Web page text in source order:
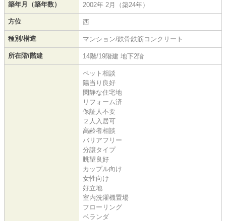
築年月（築年数） 2002年 2月（築24年）
方位 西
種別/構造 マンション/鉄骨鉄筋コンクリート
所在階/階建 14階/19階建 地下2階
ペット相談
陽当り良好
閑静な住宅地
リフォーム済
保証人不要
２人入居可
高齢者相談
バリアフリー
分譲タイプ
眺望良好
カップル向け
女性向け
好立地
室内洗濯機置場
フローリング
ベランダ